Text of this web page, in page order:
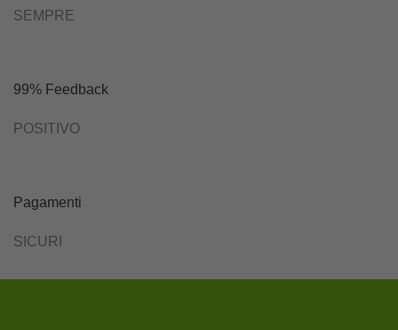
SEMPRE
99% Feedback
POSITIVO
Pagamenti
SICURI